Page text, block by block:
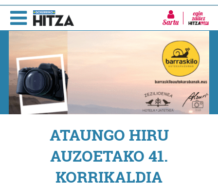
Sartu
ATAUNGO HIRU
AUZOETAKO 41.
KORRIKALDIA